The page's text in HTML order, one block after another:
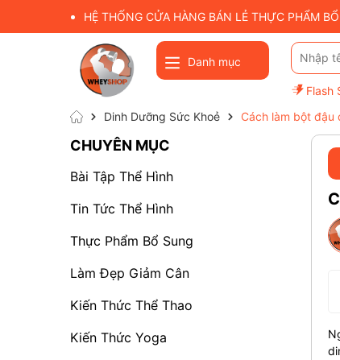
HỆ THỐNG CỬA HÀNG BÁN LẺ THỰC PHẨM
Danh mục
Flash
Dinh Dưỡng Sức Khoẻ Cách làm bột đậu
CHUYÊN MỤC
Bài Tập Thể Hình
Tin Tức Thể Hình
Thực Phẩm Bổ Sung
Làm Đẹp Giảm Cân
Kiến Thức Thể Thao
Kiến Thức Yoga